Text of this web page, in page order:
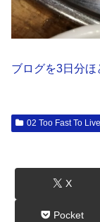
ブログを3日分ほ
02 Too Fast To
X
Pocket